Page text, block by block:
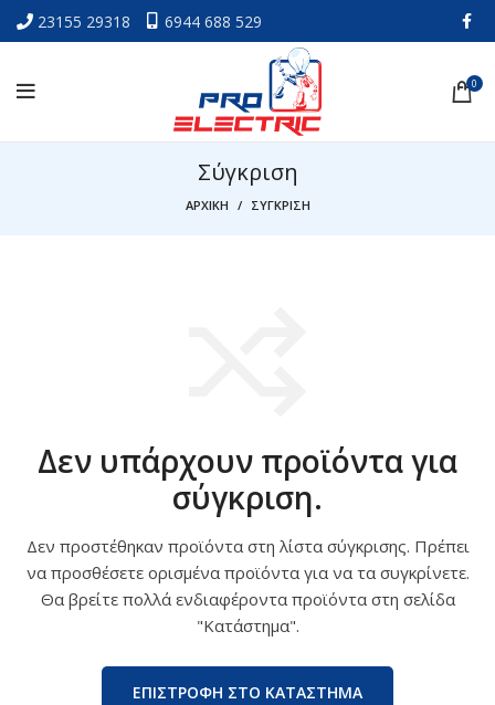
23155 29318 6944 688 529
0
Σύγκριση
ΑΡΧΙΚΗ ΣΥΓΚΡΙΣΗ
Δεν υπάρχουν προϊόντα για
σύγκριση.
Δεν προστέθηκαν προϊόντα στη λίστα σύγκρισης. Πρέπει
να προσθέσετε ορισμένα προϊόντα για να τα συγκρίνετε.
Θα βρείτε πολλά ενδιαφέροντα προϊόντα στη σελίδα
"Κατάστημα".
ΕΠΙΣΤΡΟΦΗ ΣΤΟ ΚΑΤΑΣΤΗΜΑ